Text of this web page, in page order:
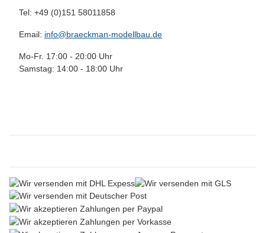
Tel: +49 (0)151 58011858
Email: info@braeckman-modellbau.de
Mo-Fr. 17:00 - 20:00 Uhr
Samstag: 14:00 - 18:00 Uhr